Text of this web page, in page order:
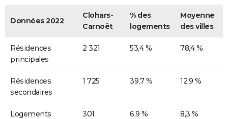
Données 2022
Clohars-
Carnoët
% des
logements
Moyenne
des villes
Résidences
principales
2 321 53,4 % 78,4 %
Résidences
secondaires
1 725 39,7 % 12,9 %
Logements
301 6,9 % 8,3 %